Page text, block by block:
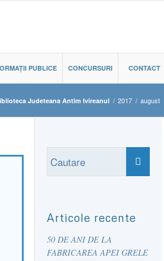
PUBLICE CONCURSURI CONTACT
Judeteana Antim Ivireanul / 2017 / august
Articole recente
50 DE ANI DE LA
FABRICAREA APEI GRELE